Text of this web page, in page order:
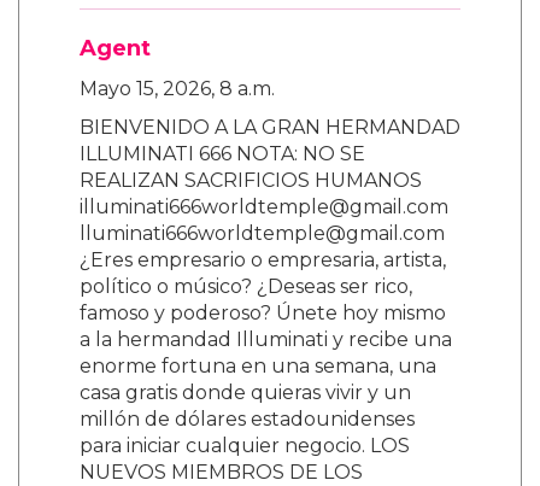
Agent
Mayo 15, 2026, 8 a.m.
BIENVENIDO A LA GRAN HERMANDAD
ILLUMINATI 666 NOTA: NO SE
REALIZAN SACRIFICIOS HUMANOS
illuminati666worldtemple@gmail.com
lluminati666worldtemple@gmail.com
¿Eres empresario o empresaria, artista,
político o músico? ¿Deseas ser rico,
famoso y poderoso? Únete hoy mismo
a la hermandad Illuminati y recibe una
enorme fortuna en una semana, una
casa gratis donde quieras vivir y un
millón de dólares estadounidenses
para iniciar cualquier negocio. LOS
NUEVOS MIEMBROS DE LOS